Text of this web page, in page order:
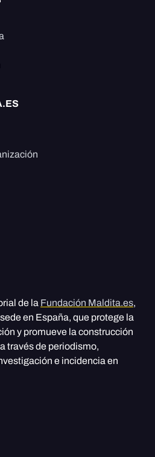
de la Fundación Maldita.es,
en España, que protege la
y promueve la construcción
través de periodismo,
e incidencia en